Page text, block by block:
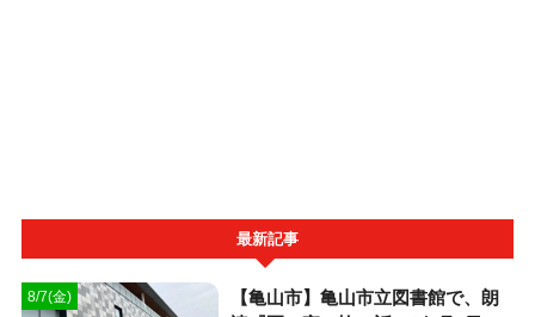
最新記事
8/7(金)
【亀山市】亀山市立図書館で、朗